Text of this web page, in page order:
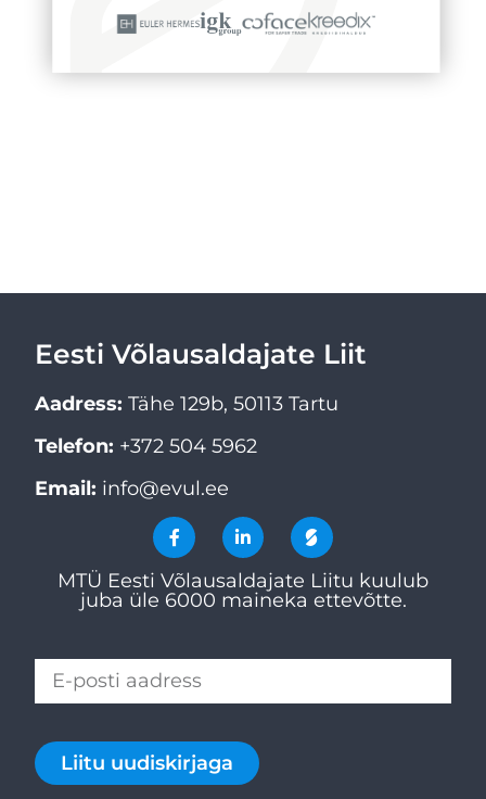
Eesti Võlausaldajate Liit
Aadress: Tähe 129b, 50113 Tartu
Telefon: +372 504 5962
Email: info@evul.ee
MTÜ Eesti Võlausaldajate Liitu kuulub
juba üle 6000 maineka ettevõtte.
Liitu uudiskirjaga